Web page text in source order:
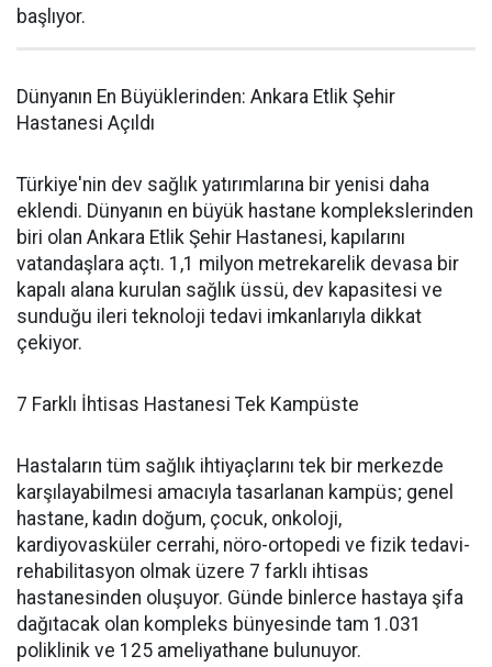
başlıyor.
Dünyanın En Büyüklerinden: Ankara Etlik Şehir
Hastanesi Açıldı
Türkiye'nin dev sağlık yatırımlarına bir yenisi daha
eklendi. Dünyanın en büyük hastane komplekslerinden
biri olan Ankara Etlik Şehir Hastanesi, kapılarını
vatandaşlara açtı. 1,1 milyon metrekarelik devasa bir
kapalı alana kurulan sağlık üssü, dev kapasitesi ve
sunduğu ileri teknoloji tedavi imkanlarıyla dikkat
çekiyor.
7 Farklı İhtisas Hastanesi Tek Kampüste
Hastaların tüm sağlık ihtiyaçlarını tek bir merkezde
karşılayabilmesi amacıyla tasarlanan kampüs; genel
hastane, kadın doğum, çocuk, onkoloji,
kardiyovasküler cerrahi, nöro-ortopedi ve fizik tedavi-
rehabilitasyon olmak üzere 7 farklı ihtisas
hastanesinden oluşuyor. Günde binlerce hastaya şifa
dağıtacak olan kompleks bünyesinde tam 1.031
poliklinik ve 125 ameliyathane bulunuyor.